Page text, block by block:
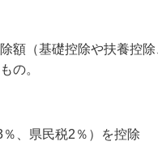
額（基礎控除や扶養控
の。
、県民税2％）を控除